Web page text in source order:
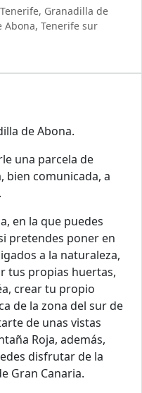
Granadilla de
Abona, Tenerife sur
de Abona.
una parcela de
bien comunicada, a
en la que puedes
pretendes poner en
a la naturaleza,
tus propias huertas,
crear tu propio
de la zona del sur de
de unas vistas
Roja, además,
disfrutar de la
Gran Canaria.